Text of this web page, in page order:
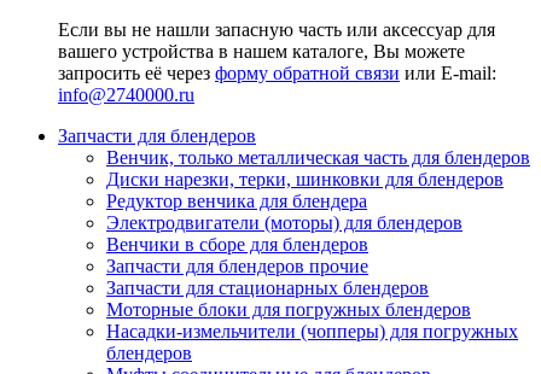
Если вы не нашли запасную часть или аксессуар для
вашего устройства в нашем каталоге, Вы можете
запросить её через форму обратной связи или E-mail:
info@2740000.ru
Запчасти для блендеров
Венчик, только металлическая часть для блендеров
Диски нарезки, терки, шинковки для блендеров
Редуктор венчика для блендера
Электродвигатели (моторы) для блендеров
Венчики в сборе для блендеров
Запчасти для блендеров прочие
Запчасти для стационарных блендеров
Моторные блоки для погружных блендеров
Насадки-измельчители (чопперы) для погружных
блендеров